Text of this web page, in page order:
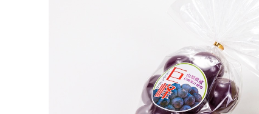
12. マスカリッチ ＜ワイエムカンパニー＞